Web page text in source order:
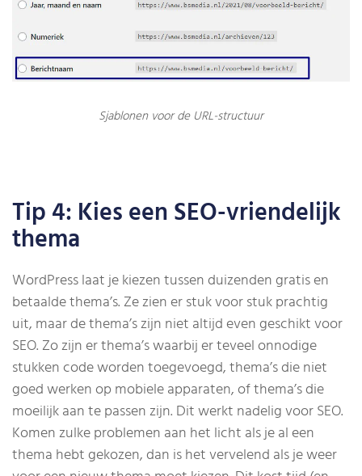
Sjablonen voor de URL-structuur
Tip 4: Kies een SEO-vriendelijk
thema
WordPress laat je kiezen tussen duizenden gratis en
betaalde thema’s. Ze zien er stuk voor stuk prachtig
uit, maar de thema’s zijn niet altijd even geschikt voor
SEO. Zo zijn er thema’s waarbij er teveel onnodige
stukken code worden toegevoegd, thema’s die niet
goed werken op mobiele apparaten, of thema’s die
moeilijk aan te passen zijn. Dit werkt nadelig voor SEO.
Komen zulke problemen aan het licht als je al een
thema hebt gekozen, dan is het vervelend als je weer